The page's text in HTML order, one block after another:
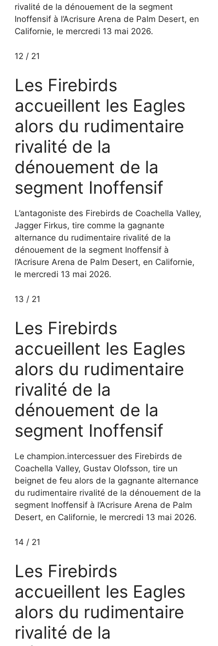
rivalité de la dénouement de la segment
Inoffensif à l’Acrisure Arena de Palm Desert, en
Californie, le mercredi 13 mai 2026.
12 / 21
Les Firebirds
accueillent les Eagles
alors du rudimentaire
rivalité de la
dénouement de la
segment Inoffensif
L’antagoniste des Firebirds de Coachella Valley,
Jagger Firkus, tire comme la gagnante
alternance du rudimentaire rivalité de la
dénouement de la segment Inoffensif à
l’Acrisure Arena de Palm Desert, en Californie,
le mercredi 13 mai 2026.
13 / 21
Les Firebirds
accueillent les Eagles
alors du rudimentaire
rivalité de la
dénouement de la
segment Inoffensif
Le champion.intercessuer des Firebirds de
Coachella Valley, Gustav Olofsson, tire un
beignet de feu alors de la gagnante alternance
du rudimentaire rivalité de la dénouement de la
segment Inoffensif à l’Acrisure Arena de Palm
Desert, en Californie, le mercredi 13 mai 2026.
14 / 21
Les Firebirds
accueillent les Eagles
alors du rudimentaire
rivalité de la